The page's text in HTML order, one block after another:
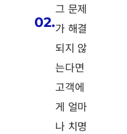
02.
그 문제
가 해결
되지 않
는다면
고객에
게 얼마
나 치명